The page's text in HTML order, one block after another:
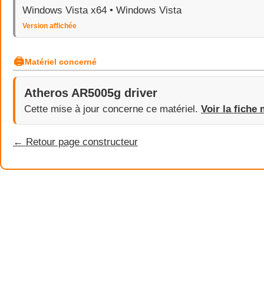
Windows Vista x64 • Windows Vista
Version affichée
🖨Matériel concerné
Atheros AR5005g driver
Cette mise à jour concerne ce matériel. Voir la fiche
← Retour page constructeur